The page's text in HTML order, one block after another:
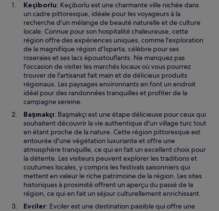
Keçiborlu: Keçiborlu est une charmante ville nichée dans
un cadre pittoresque, idéale pour les voyageurs à la
recherche d'un mélange de beauté naturelle et de culture
locale. Connue pour son hospitalité chaleureuse, cette
région offre des expériences uniques, comme l'exploration
de la magnifique région d'Isparta, célèbre pour ses
roseraies et ses lacs époustouflants. Ne manquez pas
l'occasion de visiter les marchés locaux où vous pourrez
trouver de l'artisanat fait main et de délicieux produits
régionaux. Les paysages environnants en font un endroit
idéal pour des randonnées tranquilles et profiter de la
campagne sereine.
Başmakçı: Başmakçı est une étape délicieuse pour ceux qui
souhaitent découvrir la vie authentique d'un village turc tout
en étant proche de la nature. Cette région pittoresque est
entourée d'une végétation luxuriante et offre une
atmosphère tranquille, ce qui en fait un excellent choix pour
la détente. Les visiteurs peuvent explorer les traditions et
coutumes locales, y compris les festivals saisonniers qui
mettent en valeur le riche patrimoine de la région. Les sites
historiques à proximité offrent un aperçu du passé de la
région, ce qui en fait un séjour culturellement enrichissant.
Evciler: Evciler est une destination paisible qui offre une